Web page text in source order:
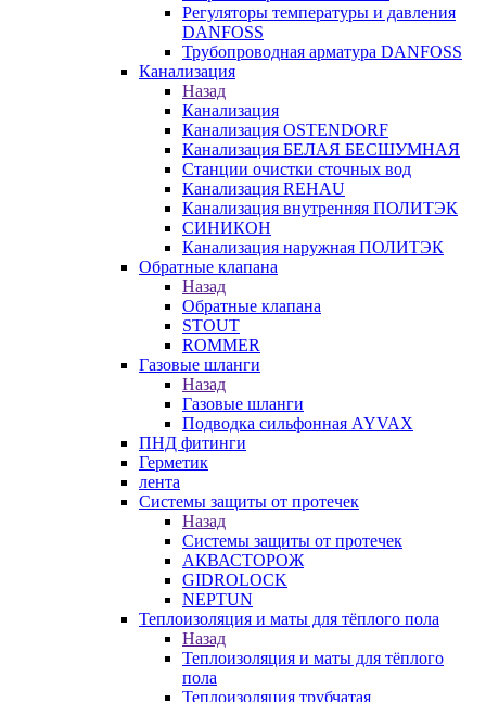
Регуляторы температуры и давления
DANFOSS
Трубопроводная арматура DANFOSS
Канализация
Назад
Канализация
Канализация OSTENDORF
Канализация БЕЛАЯ БЕСШУМНАЯ
Станции очистки сточных вод
Канализация REHAU
Канализация внутренняя ПОЛИТЭК
СИНИКОН
Канализация наружная ПОЛИТЭК
Обратные клапана
Назад
Обратные клапана
STOUT
ROMMER
Газовые шланги
Назад
Газовые шланги
Подводка сильфонная AYVAX
ПНД фитинги
Герметик
лента
Системы защиты от протечек
Назад
Системы защиты от протечек
АКВАСТОРОЖ
GIDROLOCK
NEPTUN
Теплоизоляция и маты для тёплого пола
Назад
Теплоизоляция и маты для тёплого
пола
Теплоизоляция трубчатая